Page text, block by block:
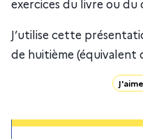
exercices du livre ou du
J’utilise cette
de huitième (équivalent
J'aime